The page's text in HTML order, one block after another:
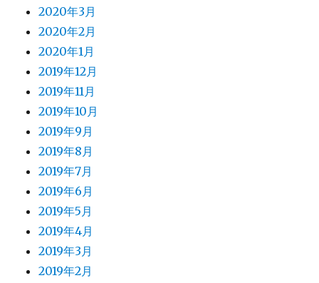
2020年3月
2020年2月
2020年1月
2019年12月
2019年11月
2019年10月
2019年9月
2019年8月
2019年7月
2019年6月
2019年5月
2019年4月
2019年3月
2019年2月